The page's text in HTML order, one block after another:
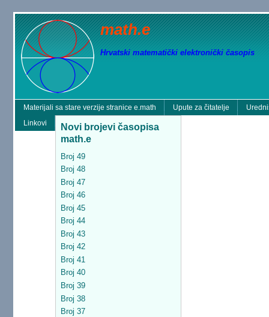
math.e
Hrvatski matematički elektronički časopis
Materijali sa stare verzije stranice e.math Upute za čitatelje
Linkovi
Novi brojevi časopisa
math.e
Broj 49
Broj 48
Broj 47
Broj 46
Broj 45
Broj 44
Broj 43
Broj 42
Broj 41
Broj 40
Broj 39
Broj 38
Broj 37